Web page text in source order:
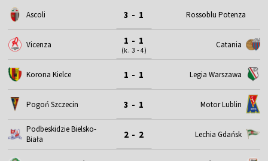
Ascoli 3 - 1 Rossoblu Potenza
Vicenza 1 - 1
(k. 3 - 4)
Catania
Korona Kielce 1 - 1 Legia Warszawa
Pogoń Szczecin 3 - 1 Motor Lublin
Podbeskidzie Bielsko-
Biała
2 - 2 Lechia Gdańsk